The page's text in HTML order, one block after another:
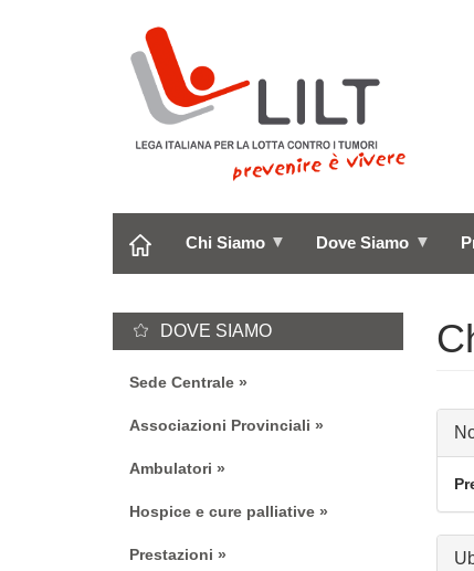
Chi Siamo Dove Siamo
DOVE SIAMO
Sede Centrale
Associazioni Provinciali
Ambulatori
Hospice e cure palliative
Prestazioni